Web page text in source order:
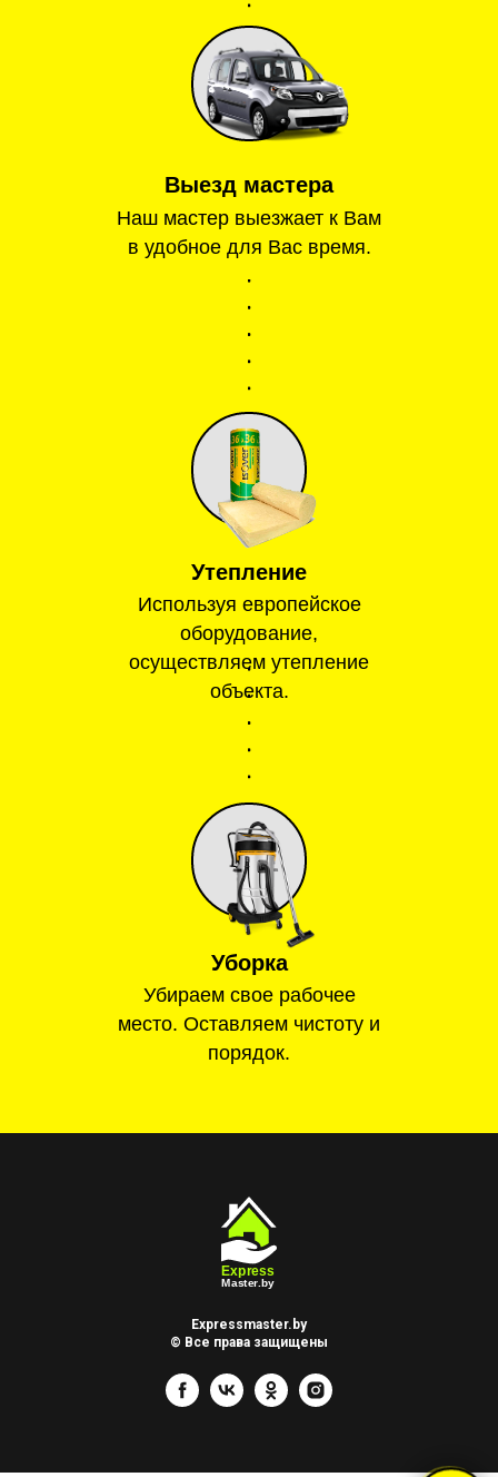
Выезд мастера
Наш мастер выезжает к Вам
в удобное для Вас время.
Утепление
Используя европейское
оборудование,
осуществляем утепление
объекта.
Уборка
Убираем свое рабочее
место. Оставляем чистоту и
порядок.
Expressmaster.by
© Все права защищены